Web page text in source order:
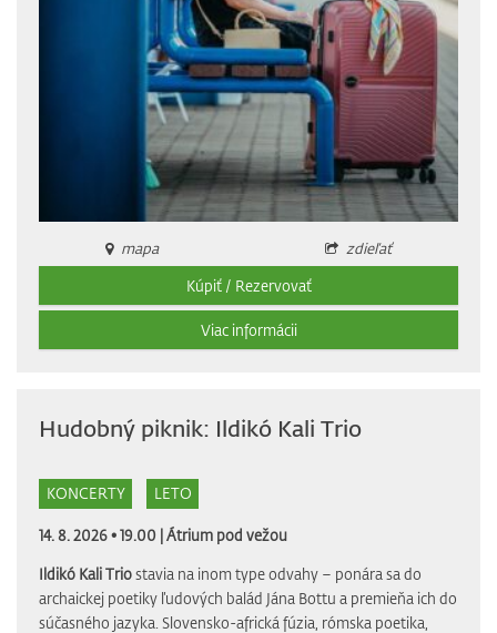
mapa
zdieľať
Kúpiť / Rezervovať
Viac informácii
Hudobný piknik: Ildikó Kali Trio
KONCERTY LETO
14. 8. 2026 • 19.00 |Átrium pod vežou
Ildikó Kali Triostavia na inom type odvahy – ponára sa do
archaickej poetiky ľudových balád Jána Bottu a premieňa ich do
súčasného jazyka. Slovensko-africká fúzia, rómska poetika,